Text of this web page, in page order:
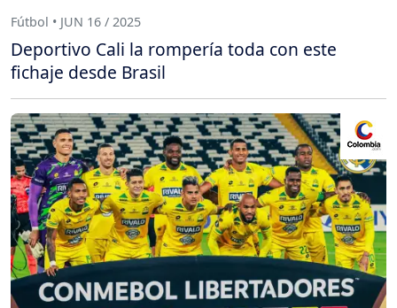
Fútbol • JUN 16 / 2025
Deportivo Cali la rompería toda con este
fichaje desde Brasil